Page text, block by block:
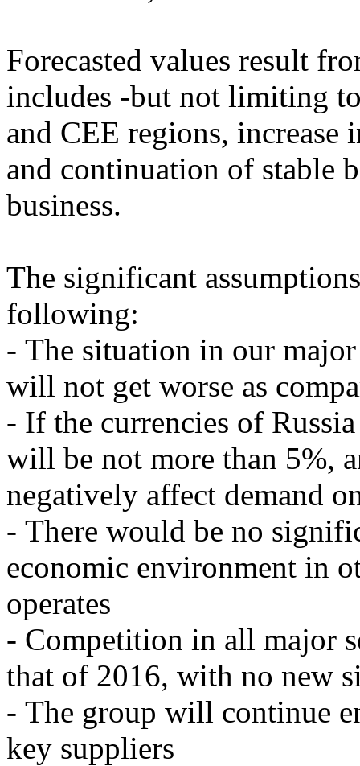
Forecasted values result
includes -but not limiting
and CEE regions,
and continuation of stable
business.
The significant
following:
- The situation in our
will not get worse as
- If the currencies of
will be not more than 5%,
negatively affect demand
- There would be no
economic environment in
operates
- Competition in all major
that of 2016, with no new
- The group will continue
key suppliers